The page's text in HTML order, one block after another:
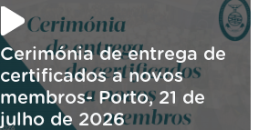
Cerimónia de entrega de
certificados a novos
membros- Porto, 21 de
julho de 2026